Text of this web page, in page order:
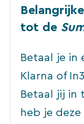
tot de
Betaal je in
Klarna of
Betaal jij in
heb je